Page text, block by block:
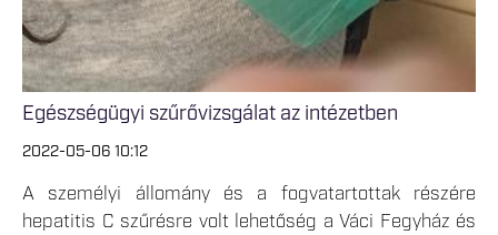
Egészségügyi szűrővizsgálat az intézetben
2022-05-06 10:12
A személyi állomány és a fogvatartottak részére
hepatitis C szűrésre volt lehetőség a Váci Fegyház és